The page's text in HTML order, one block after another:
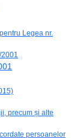
Legea nr.
precum și alte
persoanelor